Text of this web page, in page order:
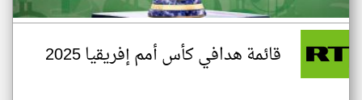
قائمة هدافي كأس أمم إفريقيا 2025